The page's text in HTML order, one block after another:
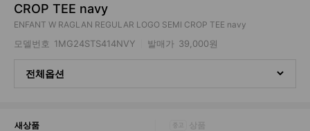
CROP TEE navy
ENFANT W RAGLAN REGULAR LOGO SEMI CROP TEE navy
모델번호 1MG24STS414NVY 발매가 39,000원
전체옵션
새상품